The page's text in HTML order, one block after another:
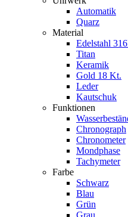
Automatik
Quarz
Material
Edelstahl
Titan
Keramik
Gold 18 Kt.
Leder
Kautschuk
Funktionen
Chronograph
Chronometer
Mondphase
Tachymeter
Farbe
Schwarz
Blau
Grün
Grau